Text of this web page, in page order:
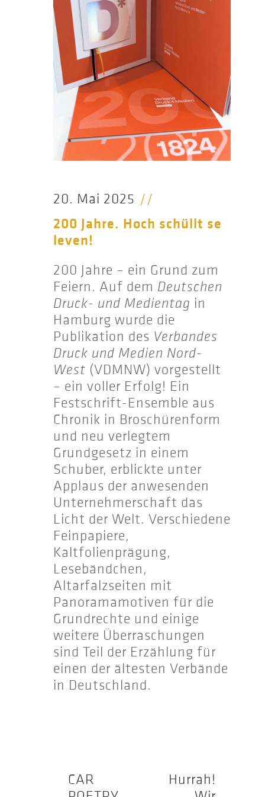
20. Mai 2025 //
200 Jahre. Hoch schüllt se
leven!
200 Jahre – ein Grund zum
Feiern. Auf dem Deutschen
Druck- und Medientag in
Hamburg wurde die
Publikation des Verbandes
Druck und Medien Nord-
West (VDMNW) vorgestellt
– ein voller Erfolg! Ein
Festschrift-Ensemble aus
Chronik in Broschürenform
und neu verlegtem
Grundgesetz in einem
Schuber, erblickte unter
Applaus der anwesenden
Unternehmerschaft das
Licht der Welt. Verschiedene
Feinpapiere,
Kaltfolienprägung,
Lesebändchen,
Altarfalzseiten mit
Panoramamotiven für die
Grundrechte und einige
weitere Überraschungen
sind Teil der Erzählung für
einen der ältesten Verbände
in Deutschland.
CAR
Hurrah!